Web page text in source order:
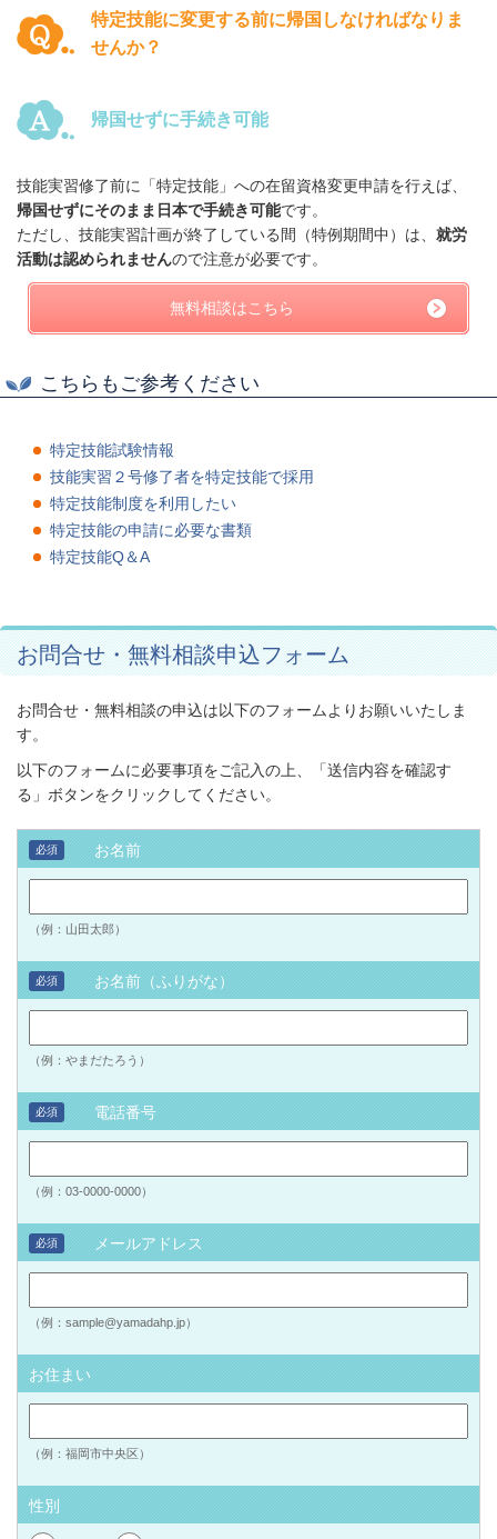
特定技能に変更する前に帰国しなければなりま
せんか？
帰国せずに手続き可能
技能実習修了前に「特定技能」への在留資格変更申請を行えば、
帰国せずにそのまま日本で手続き可能です。
ただし、技能実習計画が終了している間（特例期間中）は、 就労
活動は認められませんので注意が必要です。
無料相談はこちら
こちらもご参考ください
特定技能試験情報
技能実習２号修了者を特定技能で採用
特定技能制度を利用したい
特定技能の申請に必要な書類
特定技能Q＆A
お問合せ・無料相談申込フォーム
お問合せ・無料相談の申込は以下のフォームよりお願いいたしま
す。
以下のフォームに必要事項をご記入の上、「送信内容を確認す
る」ボタンをクリックしてください。
お名前
必須
（例：山田太郎）
お名前（ふりがな）
必須
（例：やまだたろう）
電話番号
必須
（例：03-0000-0000）
メールアドレス
必須
（例：sample@yamadahp.jp）
お住まい
（例：福岡市中央区）
性別